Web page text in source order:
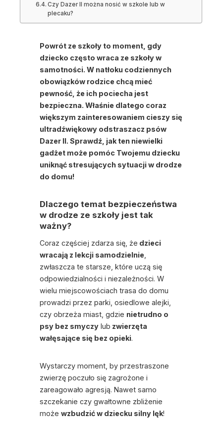
Czy Dazer II można nosić w szkole lub w
plecaku?
Powrót ze szkoły to moment, gdy
dziecko często wraca ze szkoły w
samotności. W natłoku codziennych
obowiązków rodzice chcą mieć
pewność, że ich pociecha jest
bezpieczna. Właśnie dlatego coraz
większym zainteresowaniem cieszy się
ultradźwiękowy odstraszacz psów
Dazer II. Sprawdź, jak ten niewielki
gadżet może pomóc Twojemu dziecku
uniknąć stresujących sytuacji w drodze
do domu!
Dlaczego temat bezpieczeństwa
w drodze ze szkoły jest tak
ważny?
Coraz częściej zdarza się, że dzieci
wracają z lekcji samodzielnie
zwłaszcza te starsze, które uczą się
odpowiedzialności i niezależności. W
wielu miejscowościach trasa do domu
prowadzi przez parki, osiedlowe alejki,
czy obrzeża miast, gdzie nietrudno o
psy bez smyczy lub zwierzęta
wałęsające się bez opieki.
Wystarczy moment, by przestraszone
zwierzę poczuło się zagrożone i
zareagowało agresją. Nawet samo
szczekanie czy gwałtowne zbliżenie
może wzbudzić w dziecku silny lęk!